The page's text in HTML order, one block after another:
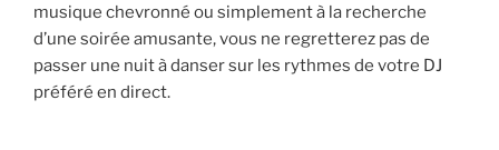
musique chevronné ou simplement à la recherche
d’une soirée amusante, vous ne regretterez pas de
passer une nuit à danser sur les rythmes de votre DJ
préféré en direct.